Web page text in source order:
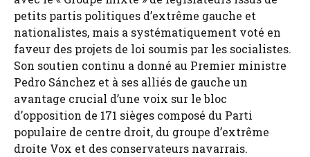
petits partis politiques d’extrême gauche et
nationalistes, mais a systématiquement voté en
faveur des projets de loi soumis par les socialistes.
Son soutien continu a donné au Premier ministre
Pedro Sánchez et à ses alliés de gauche un
avantage crucial d’une voix sur le bloc
d’opposition de 171 sièges composé du Parti
populaire de centre droit, du groupe d’extrême
droite Vox et des conservateurs navarrais.